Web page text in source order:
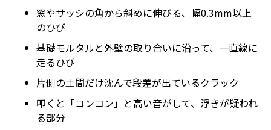
窓やサッシの角から斜めに伸びる、幅0.3mm以上
のひび
基礎モルタルと外壁の取り合いに沿って、一直線に
走るひび
片側の土間だけ沈んで段差が出ているクラック
叩くと「コンコン」と高い音がして、浮きが疑われ
る部分